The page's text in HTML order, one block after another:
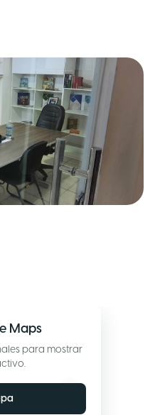
Maps
para mostrar